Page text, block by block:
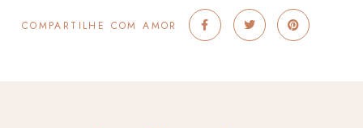
COMPARTILHE COM AMOR